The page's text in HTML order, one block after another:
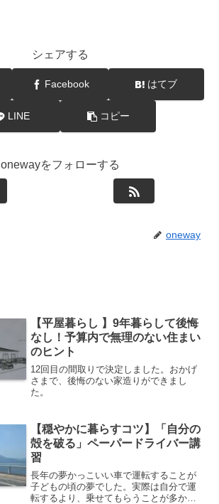
シェアする
Facebook はてブ
LINE コピー
onewayをフォローする
oneway
【平屋暮らし 】9年暮らして後悔
なし！予算内で無理のない住まい
のヒント
12回目の間取りで決定しました。おかげ
さまで、後悔のない家造りができまし
た。
【穏やかに暮らすコツ】「自分の
殻を破る」ペーパードライバー講
習
長年の夢かっこいい車で運転することが
子どもの頃の夢でした。実際は自分で運
転するより、乗せてもらうことが多かっ